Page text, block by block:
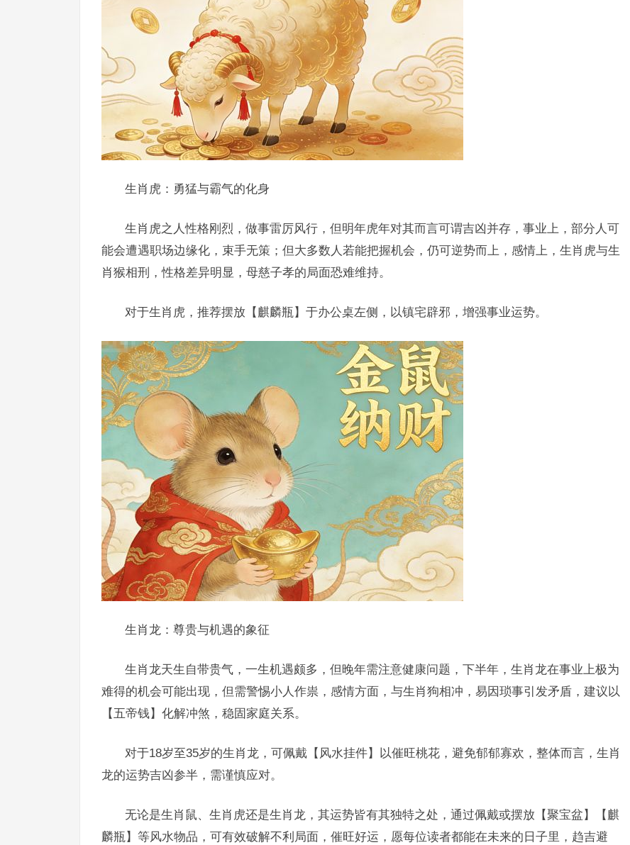
生肖虎：勇猛与霸气的化身
生肖虎之人性格刚烈，做事雷厉风行，但明年虎年对其而言可谓吉凶并存，事业上，部分人可
能会遭遇职场边缘化，束手无策；但大多数人若能把握机会，仍可逆势而上，感情上，生肖虎与生
肖猴相刑，性格差异明显，母慈子孝的局面恐难维持。
对于生肖虎，推荐摆放【麒麟瓶】于办公桌左侧，以镇宅辟邪，增强事业运势。
生肖龙：尊贵与机遇的象征
生肖龙天生自带贵气，一生机遇颇多，但晚年需注意健康问题，下半年，生肖龙在事业上极为
难得的机会可能出现，但需警惕小人作祟，感情方面，与生肖狗相冲，易因琐事引发矛盾，建议以
【五帝钱】化解冲煞，稳固家庭关系。
对于18岁至35岁的生肖龙，可佩戴【风水挂件】以催旺桃花，避免郁郁寡欢，整体而言，生肖
龙的运势吉凶参半，需谨慎应对。
无论是生肖鼠、生肖虎还是生肖龙，其运势皆有其独特之处，通过佩戴或摆放【聚宝盆】【麒
麟瓶】等风水物品，可有效破解不利局面，催旺好运，愿每位读者都能在未来的日子里，趋吉避